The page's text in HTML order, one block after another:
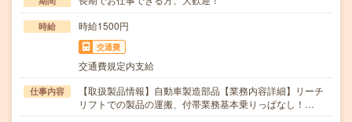
時給 時給1500円
交通費
交通費規定内支給
仕事内容
【取扱製品情報】自動車製造部品【業務内容詳細】リーチ
リフトでの製品の運搬、付帯業務基本乗りっぱなし！…